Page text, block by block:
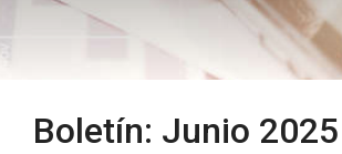
Boletín: Junio 2025